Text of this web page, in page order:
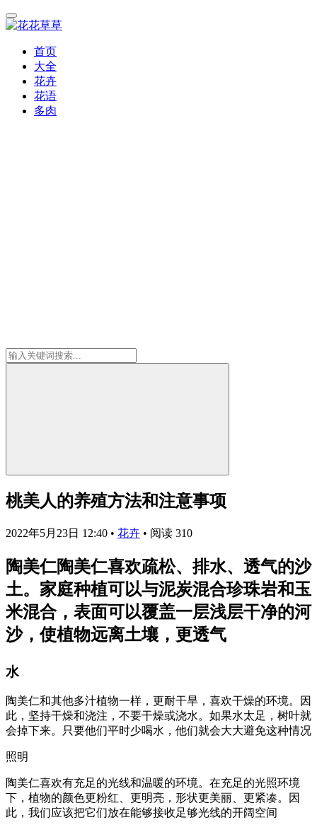
首页
大全
花卉
花语
多肉
桃美人的养殖方法和注意事项
2022年5月23日 12:40 • 花卉 • 阅读 310
陶美仁陶美仁喜欢疏松、排水、透气的沙
土。家庭种植可以与泥炭混合珍珠岩和玉
米混合，表面可以覆盖一层浅层干净的河
沙，使植物远离土壤，更透气
水
陶美仁和其他多汁植物一样，更耐干旱，喜欢干燥的环境。因
此，坚持干燥和浇注，不要干燥或浇水。如果水太足，树叶就
会掉下来。只要他们平时少喝水，他们就会大大避免这种情况
照明
陶美仁喜欢有充足的光线和温暖的环境。在充足的光照环境
下，植物的颜色更粉红、更明亮，形状更美丽、更紧凑。因
此，我们应该把它们放在能够接收足够光线的开阔空间